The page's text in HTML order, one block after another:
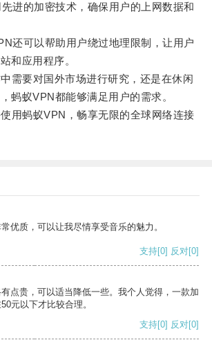
的加密技术，确保用户的上网数据和
可以帮助用户绕过地理限制，让用户
和应用程序。
要对国外市场进行研究，还是在休闲
蚂蚁VPN都能够满足用户的需求。
蚂蚁VPN，畅享无限的全球网络连接
优质，可以让我尽情享受音乐的魅力。
支持[0] 反对[0]
点贵，可以适当降低一些。我个人觉得，一款加
元以下才比较合理。
支持[0] 反对[0]